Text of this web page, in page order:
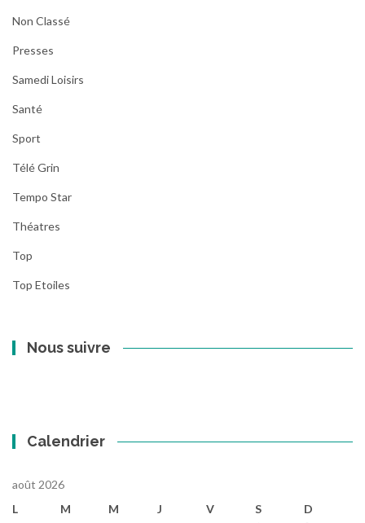
Non Classé
Presses
Samedi Loisirs
Santé
Sport
Télé Grin
Tempo Star
Théatres
Top
Top Etoiles
Nous suivre
Calendrier
août 2026
L
M M J V S D